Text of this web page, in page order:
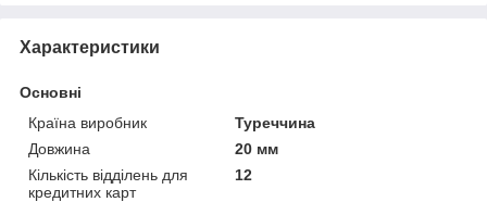
Характеристики
Основні
Країна виробник
Туреччина
Довжина
20 мм
Кількість відділень для
кредитних карт
12